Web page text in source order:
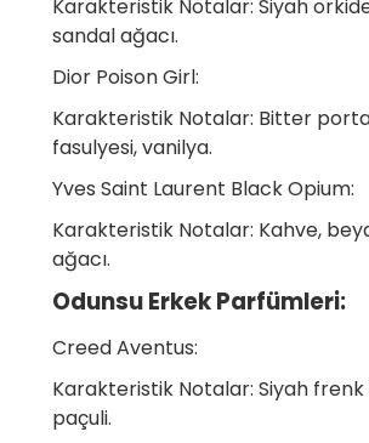
Karakteristik Notalar: Siyah
sandal ağacı.
Dior Poison Girl:
Karakteristik Notalar: Bitter
fasulyesi, vanilya.
Yves Saint Laurent Black Opium:
Karakteristik Notalar: Kahve,
ağacı.
Odunsu Erkek Parfümleri:
Creed Aventus:
Karakteristik Notalar: Siyah frenk
paçuli.